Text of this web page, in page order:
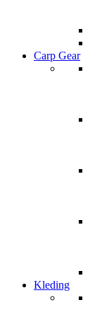
Carp Gear
Kleding